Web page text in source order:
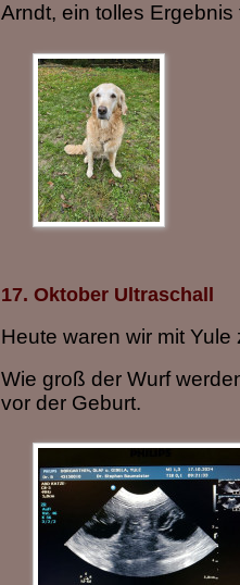
Arndt, ein tolles
17. Oktober Ultraschall
Heute waren wir mit
Wie groß der Wurf
vor der Geburt.